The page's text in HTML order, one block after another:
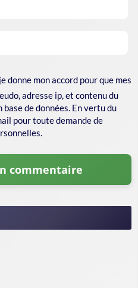
donne mon accord pour que mes
adresse ip, et contenu du
de données. En vertu du
pour toute demande de